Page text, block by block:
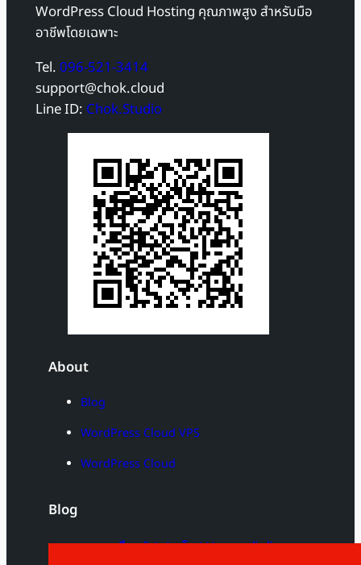
WordPress Cloud Hosting คุณภาพสูง สำหรับมือ
อาชีพโดยเฉพาะ
Tel.096-521-3414
support@chok.cloud
Line ID: Chok.Studio
About
Blog
WordPress Cloud VPS
WordPress Cloud
Blog
เตือนภัย! ช่องโหว่ Linux ระดับอันตราย